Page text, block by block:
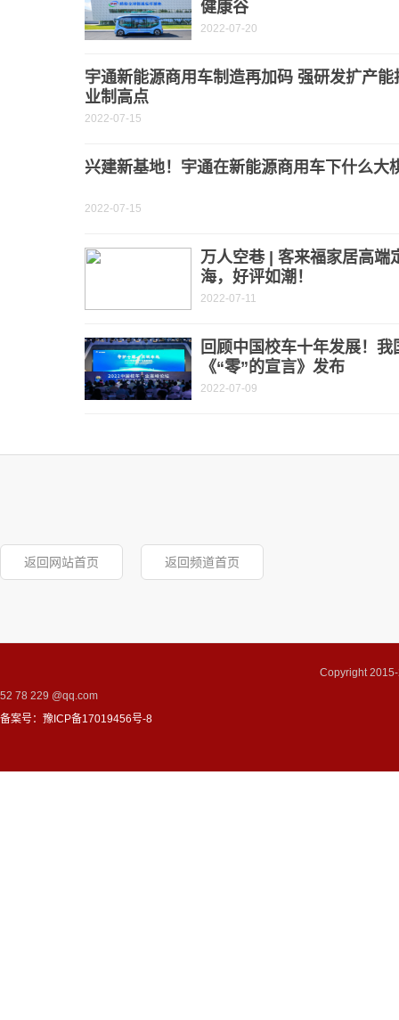
健康谷
2022-07-20
宇通新能源商用车制造再加码 强研发扩产能
业制高点
2022-07-15
兴建新基地！宇通在新能源商用车下什么大
2022-07-15
万人空巷 | 客来福家居高端
海，好评如潮！
2022-07-11
回顾中国校车十年发展！
《“零”的宣言》发布
2022-07-09
返回网站首页 返回频道首页
Copyright
52 78 229 @qq.com
备案号：豫ICP备17019456号-8